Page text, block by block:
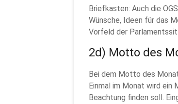
Briefkasten: Auch die
Wünsche, Ideen für das
Vorfeld der
2d) Motto des
Bei dem Motto des
Einmal im Monat wird
Beachtung finden soll.